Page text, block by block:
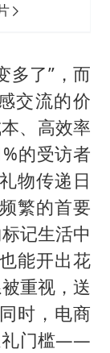
多了”，而
交流的价
、高效率
的受访者
物传递日
繁的首要
记生活中
能开出花
重视，送
时，电商
礼门槛——